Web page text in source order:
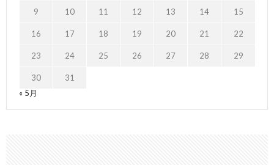
9 10 11 12 13 14 15
16 17 18 19 20 21 22
23 24 25 26 27 28 29
30
31
« 5月